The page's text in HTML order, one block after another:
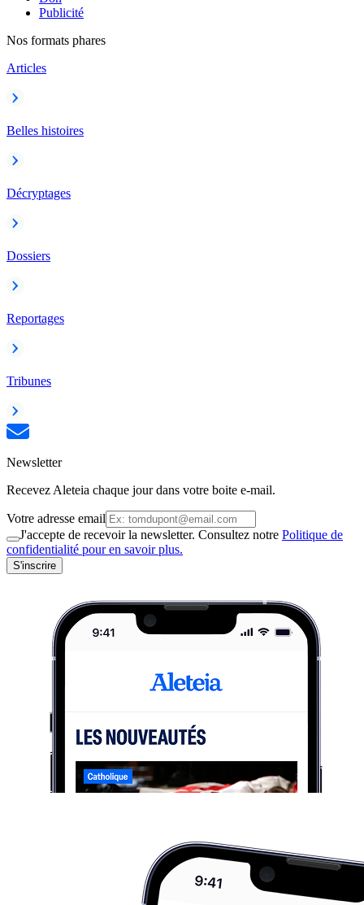
Publicité
Nos formats phares
Articles
Belles histoires
Décryptages
Dossiers
Reportages
Tribunes
Newsletter
Recevez Aleteia chaque jour dans votre boite e-mail.
Votre adresse email
J'accepte de recevoir la newsletter. Consultez notre Politique de
confidentialité pour en savoir plus.
S'inscrire